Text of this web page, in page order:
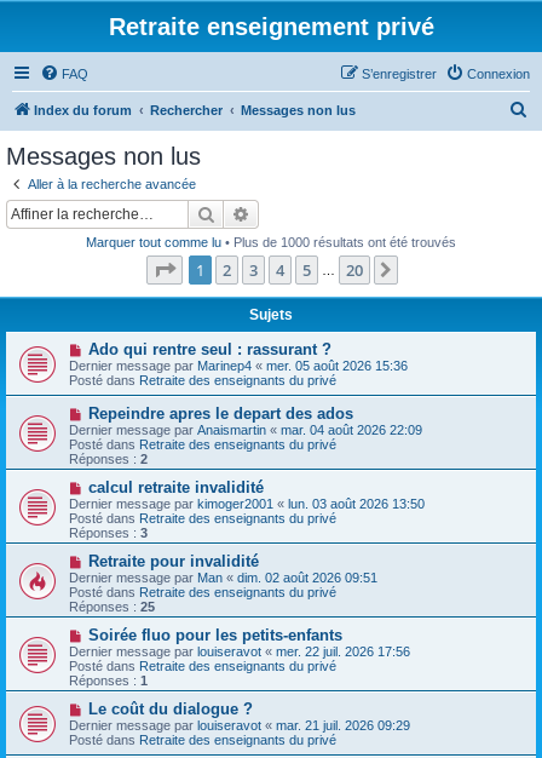
Retraite enseignement privé
FAQ Connexion
S’enregistrer
Index du forum Rechercher Messages non lus
Messages non lus
Aller à la recherche avancée
Rechercher
Marquer tout comme lu • Plus de 1000 résultats ont été trouvés
Page 1sur20
1 2 3 4 5 20
Sujets
N
o
u
v
e
a
u
m
e
s
a
g
e
Ado qui rentre seul : rassurant ?
Dernier message par Marinep4 « mer. 05 août 2026 15:36
Posté dans Retraite des enseignants du privé
N
o
u
v
e
a
u
m
e
s
s
a
g
e
Repeindre apres le depart des ados
Dernier message par Anaismartin « mar. 04 août 2026 22:09
Posté dans Retraite des enseignants du privé
Réponses : 2
N
o
u
v
e
a
u
m
e
s
s
a
g
e
calcul retraite invalidité
Dernier message par kimoger2001 « lun. 03 août 2026 13:50
Posté dans Retraite des enseignants du privé
Réponses : 3
N
o
u
v
e
a
u
m
e
s
s
a
g
e
Retraite pour invalidité
Dernier message par Man « dim. 02 août 2026 09:51
Posté dans Retraite des enseignants du privé
Réponses : 25
N
o
u
v
e
a
u
m
e
Soirée fluo pour les petits-enfants
Dernier message par louiseravot « mer. 22 juil. 2026 17:56
Posté dans Retraite des enseignants du privé
Réponses : 1
N
o
u
v
Le coût du dialogue ?
Dernier message par louiseravot « mar. 21 juil. 2026 09:29
Posté dans Retraite des enseignants du privé